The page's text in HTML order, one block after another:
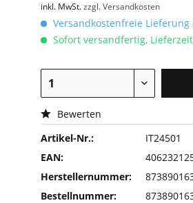
inkl. MwSt.zzgl. Versandkosten
Versandkostenfreie
Sofort versandfertig,
Bewerten
Artikel-Nr.:
IT24501
EAN:
Herstellernummer:
Bestellnummer: